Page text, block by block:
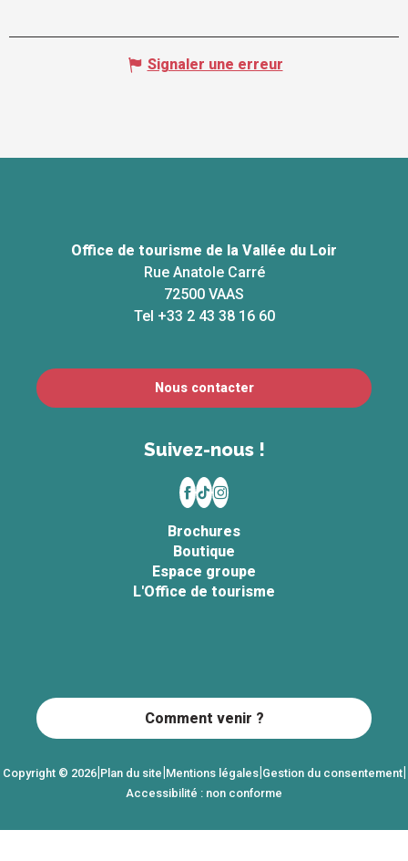
Signaler une erreur
Office de tourisme de la Vallée du Loir
Rue Anatole Carré
72500 VAAS
Tel +33 2 43 38 16 60
Nous contacter
Suivez-nous !
Brochures
Boutique
Espace groupe
L'Office de tourisme
Copyright © 2026| Plan du site Mentions légales| Gestion du consentement|
Accessibilité : non conforme
Comment venir ?